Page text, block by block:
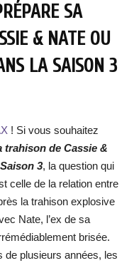
SA
& NATE OU
LA SAISON 3
! Si vous souhaitez
trahison de Cassie &
3, la question qui
celle de la relation entre
la trahison explosive
Nate, l’ex de sa
brisée.
de plusieurs années, les